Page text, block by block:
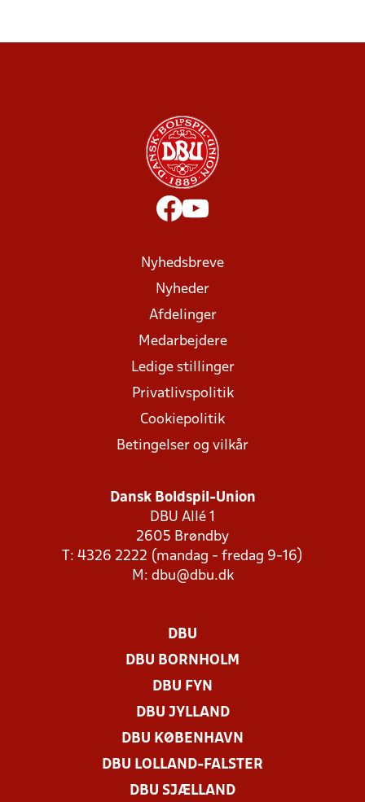
Nyhedsbreve
Nyheder
Afdelinger
Medarbejdere
Ledige stillinger
Privatlivspolitik
Cookiepolitik
Betingelser og vilkår
Dansk Boldspil-Union
DBU Allé 1
2605 Brøndby
T: 4326 2222 (mandag - fredag 9-16)
M: dbu@dbu.dk
DBU
DBU BORNHOLM
DBU FYN
DBU JYLLAND
DBU KØBENHAVN
DBU LOLLAND-FALSTER
DBU SJÆLLAND